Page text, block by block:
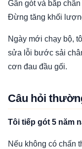
Gân gót và bắp chân
Đừng tăng khối
Ngày mới chạy bộ,
sửa lỗi bước sải
cơn đau đầu gối.
Câu hỏi
Tôi tiếp gót 5 năm
Nếu không có chấn